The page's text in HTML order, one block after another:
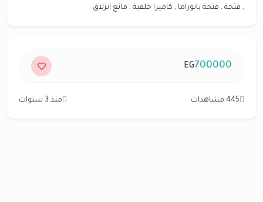
, فتحة , فتحة بانوراما , كاميرا خلفية , مانع انزلاق
700000
EG
445 مشاهدات منذ 3 سنوات